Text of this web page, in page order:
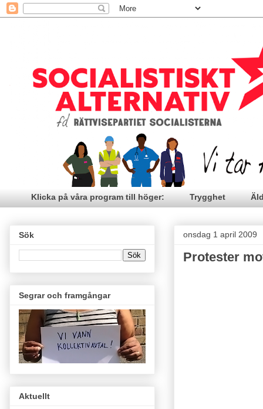
Klicka på våra program till höger: Trygghet
onsdag 1 april 2009
Protester
Sök
Segrar och framgångar
Aktuellt